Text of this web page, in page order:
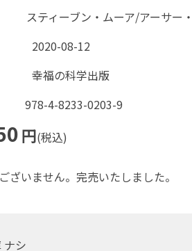
スティーブン・ムーア/アーサー
2020-08-12
幸福の科学出版
978-4-8233-0203-9
円(税込)
ざいません。完売いたしました。
ナシ